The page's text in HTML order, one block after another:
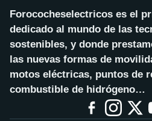
Forococheselectricos es el
dedicado al mundo de las
sostenibles, y donde
las nuevas formas de
motos eléctricas, puntos de
combustible de hidrógeno…